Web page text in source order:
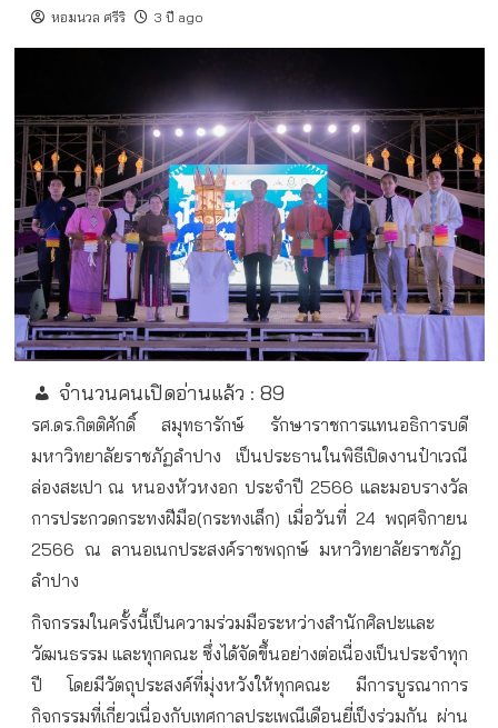
หอมนวล ศรีริ 3 ปี ago
จำนวนคนเปิดอ่านแล้ว : 89
รศ.ดร.กิตติศักดิ์ สมุทธารักษ์
รักษาราชการแทนอธิการบดี
มหาวิทยาลัยราชภัฏลำปาง
เป็นประธานในพิธีเปิดงานป๋าเวณี
ล่องสะเปา ณ หนองหัวหงอก ประจำปี 2566 และมอบรางวัล
การประกวดกระทงฝีมือ(กระทงเล็ก)เมื่อวันที่ 24 พฤศจิกายน
2566 ณ ลานอเนกประสงค์ราชพฤกษ์ มหาวิทยาลัยราชภัฏ
ลำปาง
กิจกรรมในครั้งนี้เป็นความร่วมมือระหว่างสำนักศิลปะและ
วัฒนธรรม และทุกคณะ ซึ่งได้จัดขึ้นอย่างต่อเนื่องเป็นประจำทุก
ปี
โดยมีวัตถุประสงค์ที่มุ่งหวังให้ทุกคณะ
มีการบูรณาการ
กิจกรรมที่เกี่ยวเนื่องกับเทศกาลประเพณีเดือนยี่เป็งร่วมกัน ผ่าน